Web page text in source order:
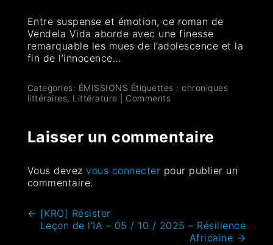
Entre suspense et émotion, ce roman de
Vendela Vida aborde avec une finesse
remarquable les mues de l’adolescence et la
fin de l’innocence…
Categories: ÉMISSIONS Étiquettes :chroniques
littéraires, Littérature Comments
Laisser un commentaire
Vous devezvous connecter pour publier un
commentaire.
← [KRO] Résister
Leçon de l’IA – 05 / 10 / 2025 – Résilience
Africaine →